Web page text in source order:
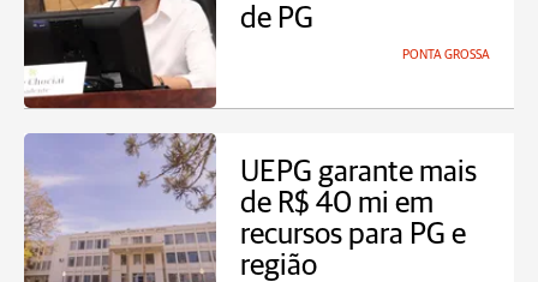
de PG
PONTA GROSSA
UEPG garante mais
de R$ 40 mi em
recursos para PG e
região